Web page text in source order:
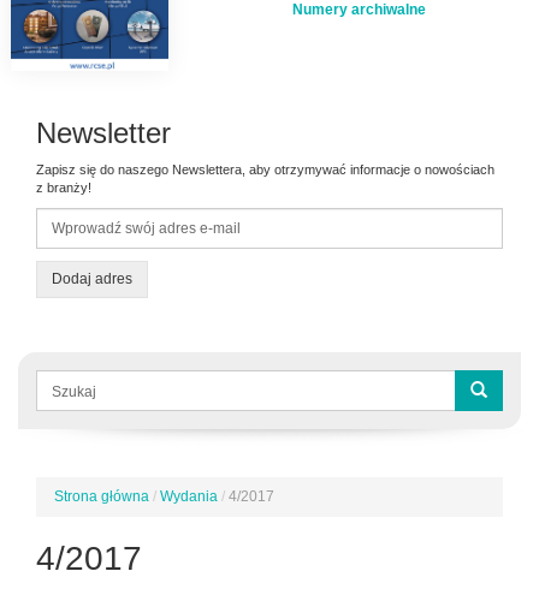
Numery archiwalne
Newsletter
Zapisz się do naszego Newslettera, aby otrzymywać informacje o nowościach
z branży!
Dodaj adres
Formularz
wyszukiwania
Jesteś
Strona główna / Wydania / 4/2017
4/2017